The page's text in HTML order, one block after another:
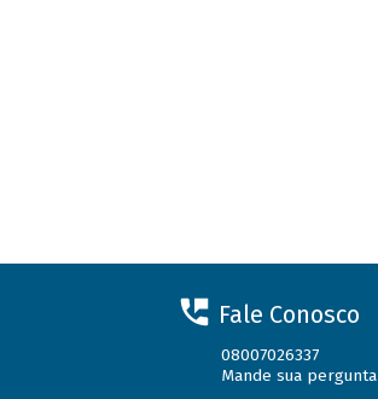
Fale Conosco
08007026337
Mande sua pergunta